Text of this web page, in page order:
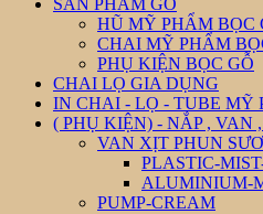
SẢN PHẨM GỖ
HŨ MỸ PHẨM BỌC
CHAI MỸ PHẨM
PHỤ KIỆN BỌC GỖ
CHAI LỌ GIA DỤNG
IN CHAI - LỌ - TUBE MỸ
( PHỤ KIỆN) - NẮP , VAN
VAN XỊT PHUN
PLASTIC-
ALUMINIUM-
PUMP-CREAM